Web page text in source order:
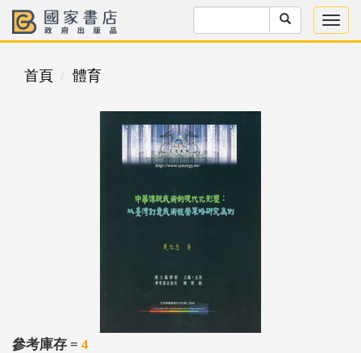
首頁 體育
參考庫存 = 4